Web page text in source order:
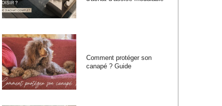
Comment protéger son
canapé ? Guide